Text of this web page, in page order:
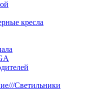
кресла
Светильники